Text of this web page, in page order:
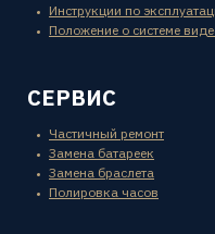
Инструкции по
Положение о системе
СЕРВИС
Частичный ремонт
Замена батареек
Замена браслета
Полировка часов